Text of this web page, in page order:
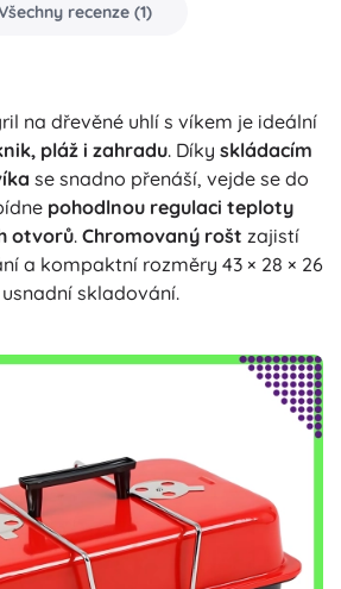
recenze (1)
na dřevěné uhlí s víkem je ideální
pláž i zahradu. Díky skládacím
se snadno přenáší, vejde se do
pohodlnou regulaci teploty
otvorů. Chromovaný rošt zajistí
a kompaktní rozměry 43 × 28 × 26
skladování.